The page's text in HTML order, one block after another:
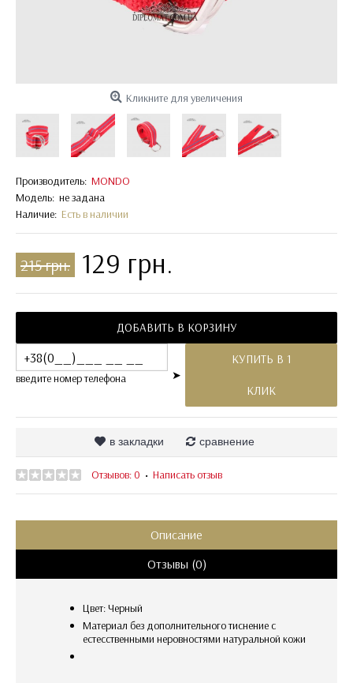
Кликните для увеличения
Производитель: MONDO
Модель: не задана
Наличие: Есть в наличии
215 грн. 129 грн.
ДОБАВИТЬ В КОРЗИНУ
введите номер телефона ➤
КУПИТЬ В 1
КЛИК
в закладки сравнение
Отзывов: 0 • Написать отзыв
Описание
Отзывы (0)
Цвет: Черный
материал без дополнительного тиснение с
естесственными неровностями натуральной кожи